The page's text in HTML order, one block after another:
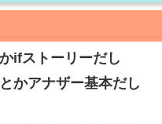
ifストーリーだし
かアナザー基本だし